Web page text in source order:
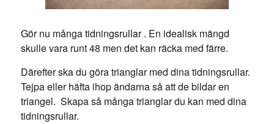
Gör nu många tidningsrullar . En idealisk mängd
skulle vara runt 48 men det kan räcka med färre.
Därefter ska du göra trianglar med dina tidningsrullar.
Tejpa eller häfta ihop ändarna så att de bildar en
triangel. Skapa så många trianglar du kan med dina
tidningsrullar.